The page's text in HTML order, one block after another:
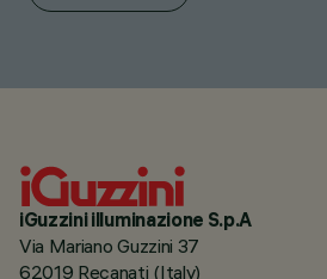
iGuzzini illuminazione S.p.A
Via Mariano Guzzini 37
62019 Recanati (Italy)